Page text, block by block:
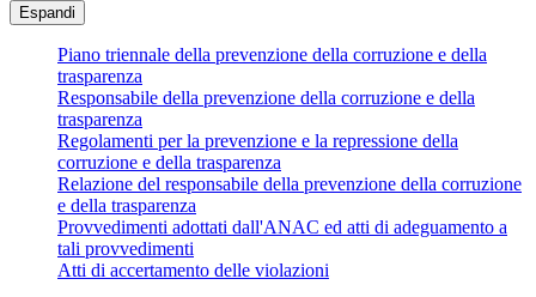
Espandi
Piano triennale della prevenzione della corruzione e della
trasparenza
Responsabile della prevenzione della corruzione e della
trasparenza
Regolamenti per la prevenzione e la repressione della
corruzione e della trasparenza
Relazione del responsabile della prevenzione della corruzione
e della trasparenza
Provvedimenti adottati dall'ANAC ed atti di adeguamento a
tali provvedimenti
Atti di accertamento delle violazioni